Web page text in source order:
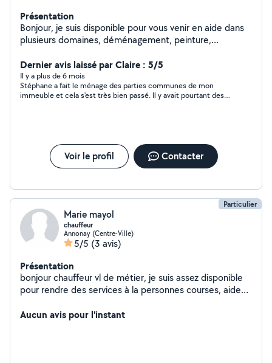
Présentation
Bonjour, je suis disponible pour vous venir en aide dans
plusieurs domaines, déménagement, peinture,
n'hésitez pas à me contacter pour plus d'informations.
Merci.
Dernier avis laissé par Claire : 5/5
Il y a plus de 6 mois
Stéphane a fait le ménage des parties communes de mon
immeuble et cela s'est très bien passé. Il y avait pourtant des
Voir le profil Contacter
Particulier
Marie mayol
chauffeur
Annonay (Centre-Ville)
5/5 (3 avis)
Présentation
bonjour chauffeur vl de métier, je suis assez disponible
pour rendre des services à la personnes courses, aide
Aucun avis pour l'instant